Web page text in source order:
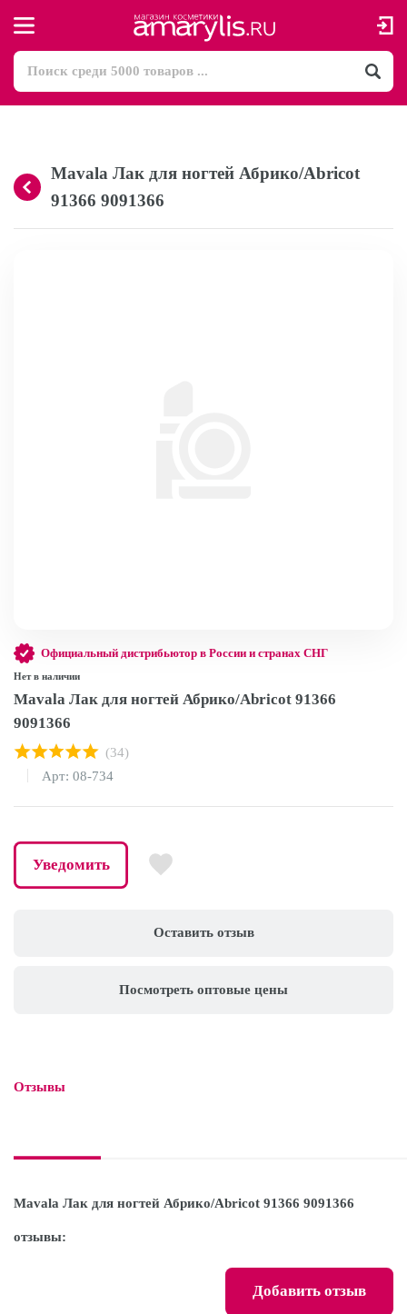
Mavala Лак для ногтей Абрико/Abricot
91366 9091366
Оставить отзыв
Посмотреть оптовые цены
Официальный дистрибьютор в России и странах СНГ
Нет в наличии
Mavala Лак для ногтей Абрико/Abricot 91366
9091366
(34)
Арт: 08-734
Уведомить
Отзывы
Mavala Лак для ногтей Абрико/Abricot 91366 9091366
отзывы:
Добавить отзыв